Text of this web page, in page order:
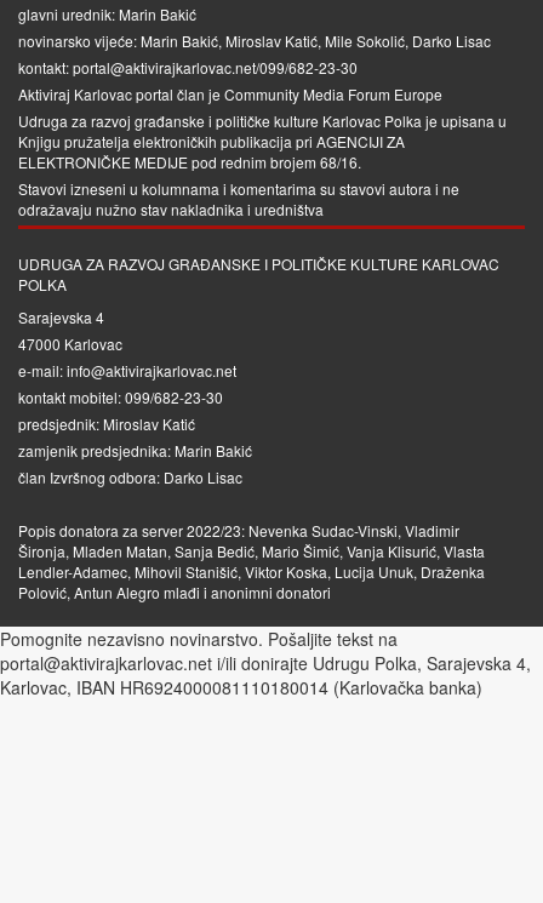
glavni urednik: Marin Bakić
novinarsko vijeće: Marin Bakić, Miroslav Katić, Mile Sokolić, Darko Lisac
kontakt: portal@aktivirajkarlovac.net/099/682-23-30
Aktiviraj Karlovac portal član je Community Media Forum Europe
Udruga za razvoj građanske i političke kulture Karlovac Polka je upisana u
Knjigu pružatelja elektroničkih publikacija pri AGENCIJI ZA
ELEKTRONIČKE MEDIJEpod rednim brojem 68/16.
Stavovi izneseni u kolumnama i komentarima su stavovi autora i ne
odražavaju nužno stav nakladnika i uredništva
UDRUGA ZA RAZVOJ GRAĐANSKE I POLITIČKE KULTURE KARLOVAC
POLKA
Sarajevska 4
47000 Karlovac
e-mail: info@aktivirajkarlovac.net
kontakt mobitel: 099/682-23-30
predsjednik: Miroslav Katić
zamjenik predsjednika: Marin Bakić
član Izvršnog odbora: Darko Lisac
Popis donatora za server 2022/23: Nevenka Sudac-Vinski, Vladimir
Šironja, Mladen Matan, Sanja Bedić, Mario Šimić, Vanja Klisurić, Vlasta
Lendler-Adamec, Mihovil Stanišić, Viktor Koska, Lucija Unuk, Draženka
Polović, Antun Alegro mlađi i anonimni donatori
Pomognite nezavisno novinarstvo. Pošaljite tekst na
portal@aktivirajkarlovac.net i/ili donirajte Udrugu Polka, Sarajevska 4,
Karlovac, IBAN HR6924000081110180014 (Karlovačka banka)